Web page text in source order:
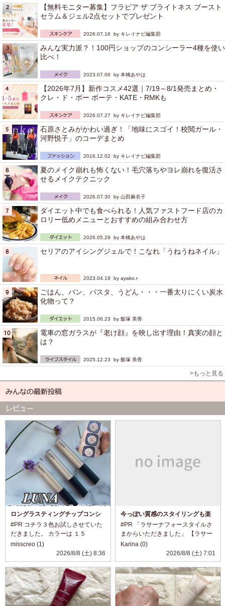
【無料モニター募集】フラビア ザ ブライトネス ブースト
セラム＆ジェル2点セットでプレゼント
2026.07.16 by キレイナビ編集部
みんな実力派？！100円ショップのコンシーラー4種を使い
比べ！
2023.07.06 by 本橋あやは
【2026年7月】新作コスメ42選｜7/19～8/1発売まとめ・
クレ・ド・ポー ボーテ・KATE・RMKも
2026.07.27 by キレイナビ編集部
石原さとみがかわい過ぎ！「地味にスゴイ！校閲ガール・
河野悦子」のコーデまとめ
2016.12.02 by キレイナビ編集部
夏のメイク崩れも怖くない！毛穴落ちやヨレ崩れを復活さ
せるメイクテクニック
2026.07.30 by 山田麻衣子
ダイエット中でも食べられる！人気ファストフード店のカ
ロリー低めメニューとおすすめの組み合わせ方
2026.05.29 by 本橋あやは
セリアのアイシングジェルで！こなれ「うねうねネイル」
2023.04.19 by ayako.r
ごはん、パン、パスタ、うどん・・・一番太りにくい炭水
化物って？
2015.06.23 by 飯塚 美香
電車の窓ガラスが『老け顔』を映し出す理由！真実の顔と
は？
2025.12.23 by 飯塚 美香
>もっと見る
ロングラスティングチップコンシ
ーラーカバーフィットEX
#PR コチラ３色お試しさせていた
だきました。 カラーは １５
C １７
N ２１N です。
２０色もあるので色選びが大変そ
うですが ぴったり合う色を選べた
ら 毎日のメイ...
misscreo (1)
2026/8/8 (土) 8:36
今っぽい質感のスタイリングも楽
しめる2つのヘアオイル
#PR 「ラサーナフォースタイルさ
まからいただきました」 【ラサー
ナ フォースタイル】 「グロスキュ
ア オイルスプレー」 「リンクリペ
アオイル ピュレ」
@lasana_official ダメージをケア
しながら、...
Karina (0)
2026/8/8 (土) 7:01